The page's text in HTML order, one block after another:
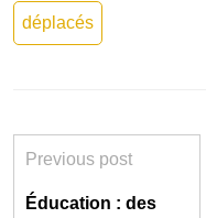
déplacés
Previous post
Éducation : des